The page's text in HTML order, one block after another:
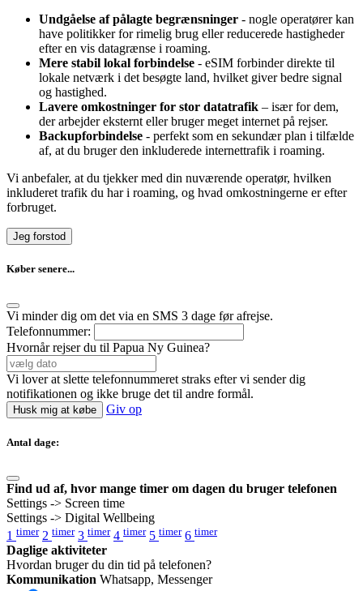
Undgåelse af pålagte begrænsninger - nogle operatører kan
have politikker for rimelig brug eller reducerede hastigheder
efter en vis datagrænse i roaming.
Mere stabil lokal forbindelse - eSIM forbinder direkte til
lokale netværk i det besøgte land, hvilket giver bedre signal
og hastighed.
Lavere omkostninger for stor datatrafik – især for dem,
der arbejder eksternt eller bruger meget internet på rejser.
Backupforbindelse - perfekt som en sekundær plan i tilfælde
af, at du bruger den inkluderede internettrafik i roaming.
Vi anbefaler, at du tjekker med din nuværende operatør, hvilken
inkluderet trafik du har i roaming, og hvad omkostningerne er efter
forbruget.
Jeg forstod
Køber senere...
Vi minder dig om det via en SMS 3 dage før afrejse.
Telefonnummer:
Hvornår rejser du til Papua Ny Guinea?
Vi lover at slette telefonnummeret straks efter vi sender dig
notifikationen og ikke bruge det til andre formål.
Husk mig at købe Giv op
Antal dage:
Find ud af, hvor mange timer om dagen du bruger telefonen
Settings -> Screen time
Settings -> Digital Wellbeing
1 timer 2 timer 3 timer 4 timer 5 timer 6 timer
Daglige aktiviteter
Hvordan bruger du din tid på telefonen?
Kommunikation Whatsapp, Messenger